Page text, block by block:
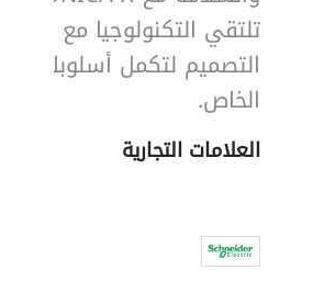
تلتقي التكنولوجيا مع
التصميم لتكمل أسلوبك
الخاص.
العلامات التجارية